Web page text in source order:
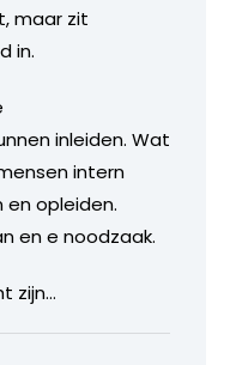
maar zit
in.
inleiden. Wat
intern
en opleiden.
en e noodzaak.
zijn…